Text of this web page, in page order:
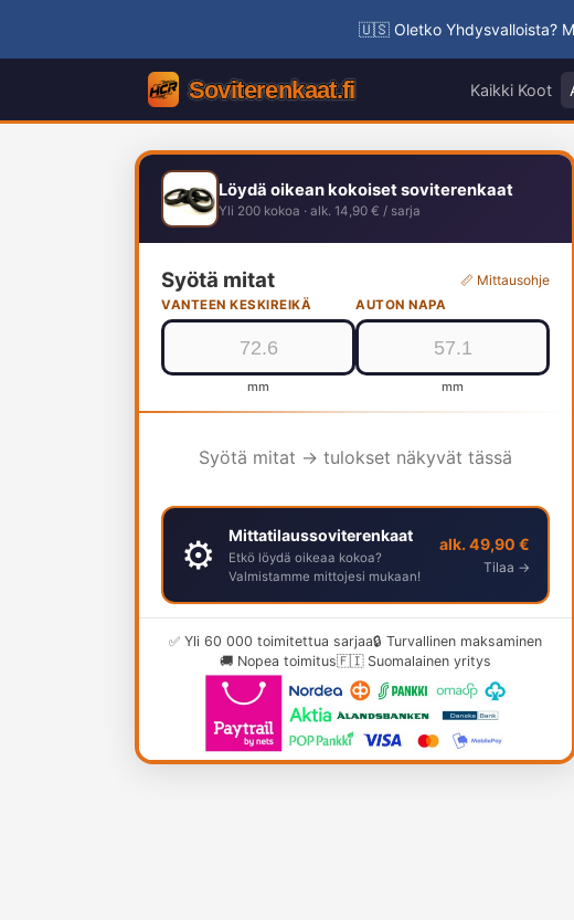
🇺🇸 Oletko Yhdysvalloista?
Kaikki Koot
Löydä oikean kokoiset soviterenkaat
Yli 200 kokoa · alk. 14,90 € / sarja
Syötä mitat 📏 Mittausohje
VANTEEN KESKIREIKÄ
mm
AUTON NAPA
mm
Syötä mitat → tulokset näkyvät tässä
⚙️ Mittatilaussoviterenkaat
Etkö löydä oikeaa kokoa?
Valmistamme mittojesi mukaan!
alk. 49,90 €
Tilaa →
✅ Yli 60 000 toimitettua sarjaa🔒 Turvallinen maksaminen
🚚 Nopea toimitus🇫🇮 Suomalainen yritys